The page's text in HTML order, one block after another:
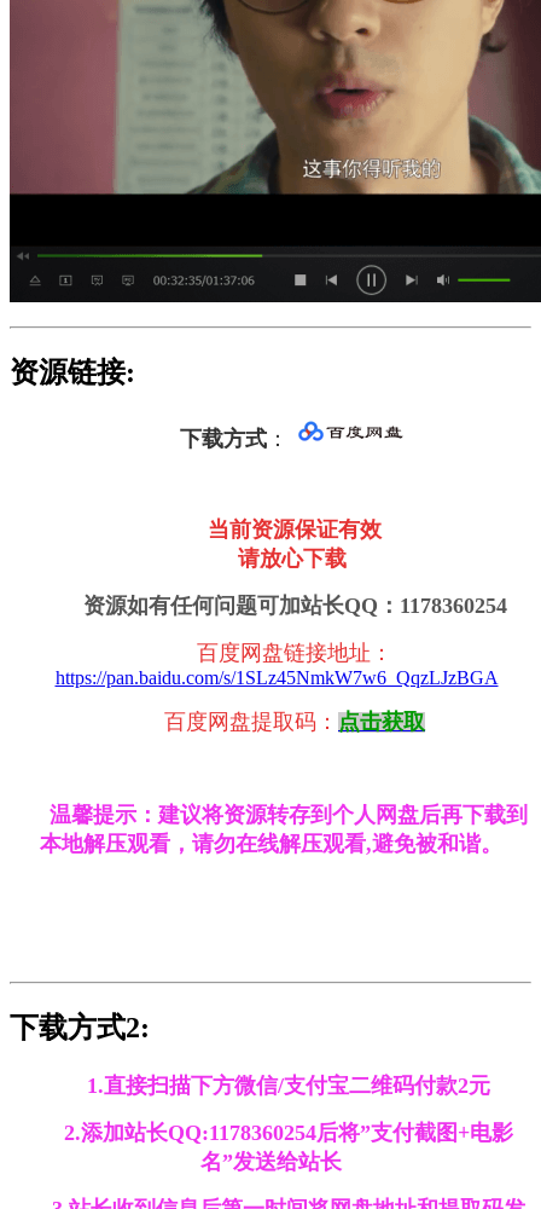
资源链接:
下载方式 ：
当前资源保证有效
请放心下载
资源如有任何问题可加站长QQ：1178360254
百度网盘链接地址 ：
https://pan.baidu.com/s/1SLz45NmkW7w6_QqzLJzBGA
百度网盘提取码： 点击获取
温馨提示：建议将资源转存到个人网盘后再下载到
本地解压观看，请勿在线解压观看,避免被和谐。
下载方式2:
1.直接扫描下方微信/支付宝二维码付款2元
2.添加站长QQ:1178360254后将”支付截图+电影
名”发送给站长